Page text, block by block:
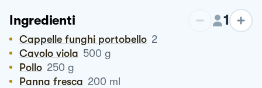
Ingredienti 1
Cappelle funghi portobello 2
Cavolo viola 500 g
Pollo 250 g
Panna fresca 200 ml